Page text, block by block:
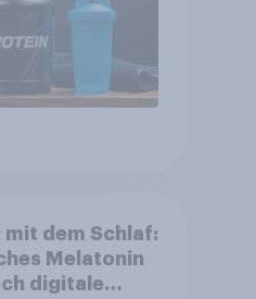
mit dem Schlaf:
Melatonin
digitale